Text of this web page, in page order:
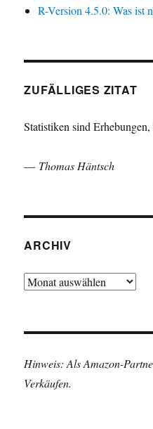
R-Version 4.5.0: Was ist
ZUFÄLLIGES ZITAT
Statistiken sind
— Thomas Häntsch
ARCHIV
Archiv
Hinweis: Als Amazon-
Verkäufen.